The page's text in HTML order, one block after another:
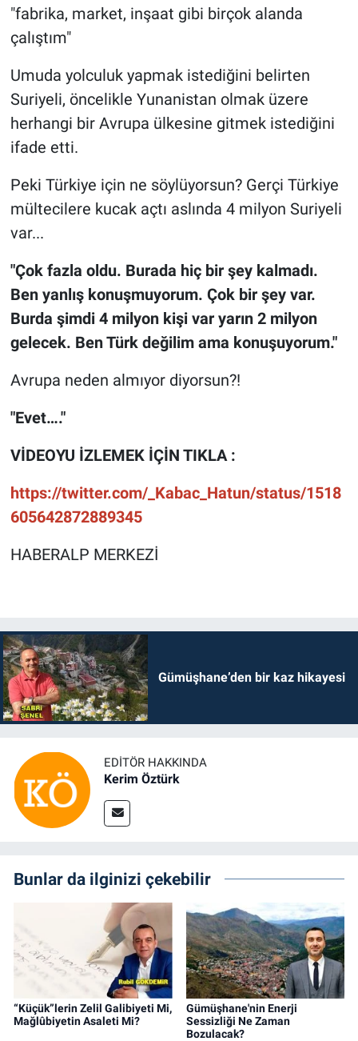
"fabrika, market, inşaat gibi birçok alanda
çalıştım"
Umuda yolculuk yapmak istediğini belirten
Suriyeli, öncelikle Yunanistan olmak üzere
herhangi bir Avrupa ülkesine gitmek istediğini
ifade etti.
Peki Türkiye için ne söylüyorsun? Gerçi Türkiye
mültecilere kucak açtı aslında 4 milyon Suriyeli
var...
"Çok fazla oldu. Burada hiç bir şey kalmadı.
Ben yanlış konuşmuyorum. Çok bir şey var.
Burda şimdi 4 milyon kişi var yarın 2 milyon
gelecek. Ben Türk değilim ama konuşuyorum."
Avrupa neden almıyor diyorsun?!
"Evet…."
VİDEOYU İZLEMEK İÇİN TIKLA :
https://twitter.com/_Kabac_Hatun/status/1518
605642872889345
HABERALP MERKEZİ
Gümüşhane’den bir kaz hikayesi
EDITÖR HAKKINDA
Kerim Öztürk
Bunlar da ilginizi çekebilir
“Küçük”lerin Zelil Galibiyeti Mi,
Mağlûbiyetin Asaleti Mi?
Gümüşhane'nin Enerji
Sessizliği Ne Zaman
Bozulacak?